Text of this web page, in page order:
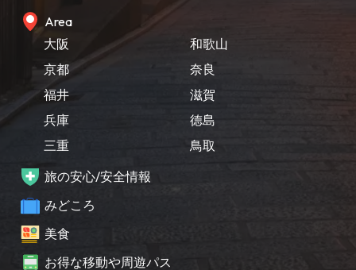
Area
大阪
京都
福井
兵庫
三重
和歌山
奈良
滋賀
徳島
鳥取
旅の安心/安全情報
みどころ
美食
お得な移動や周遊パス